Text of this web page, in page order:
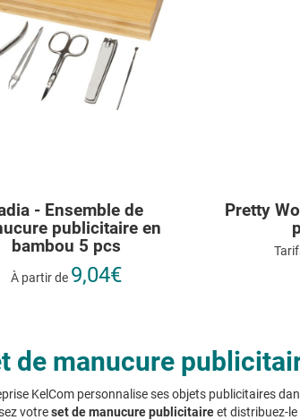
- Ensemble de
publicitaire en
bambou 5 pcs
À partir de 9,04€
Pretty
de manucure
KelCom personnalise ses objets publicitaires
votreset de manucure publicitaireet distribuez-le